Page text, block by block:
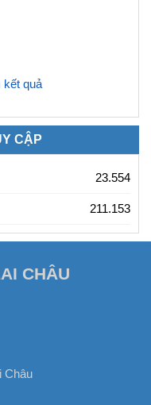
kết quả
CẬP
23.554
211.153
CHÂU
Châu